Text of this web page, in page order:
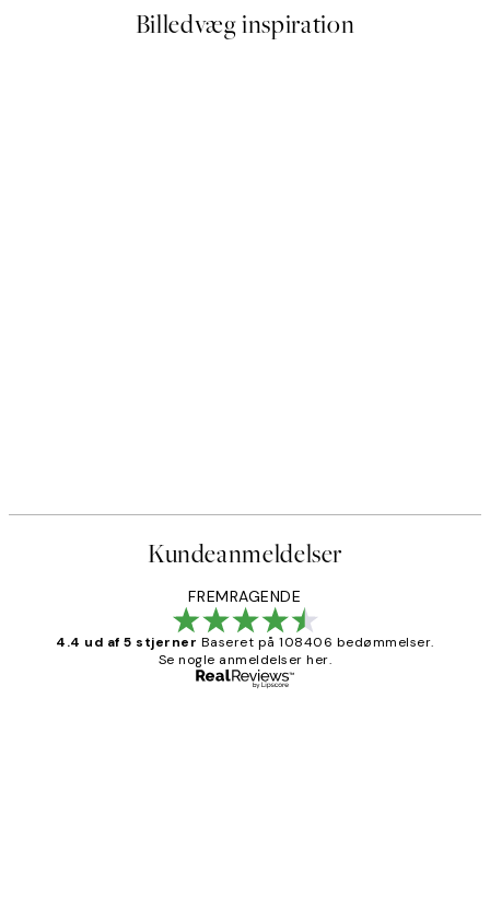
Billedvæg inspiration
Kundeanmeldelser
FREMRAGENDE
4.4 ud af 5 stjerner Baseret på 108406 bedømmelser.
Se nogle anmeldelser her.